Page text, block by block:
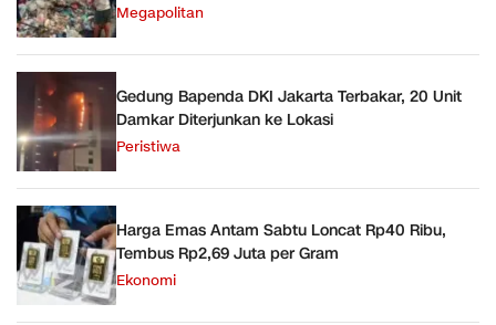
Megapolitan
Gedung Bapenda DKI Jakarta Terbakar, 20 Unit
Damkar Diterjunkan ke Lokasi
Peristiwa
Harga Emas Antam Sabtu Loncat Rp40 Ribu,
Tembus Rp2,69 Juta per Gram
Ekonomi